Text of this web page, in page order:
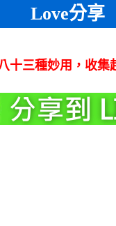
Love分享
十三種妙用，收集